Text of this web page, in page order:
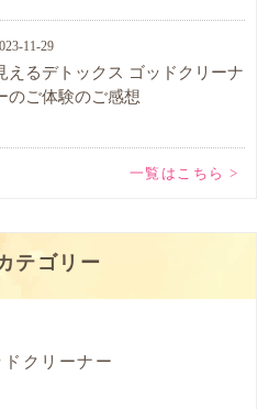
11-29
えるデトックス ゴッドクリーナ
のご体験のご感想
一覧はこちら >
テゴリー
クリーナー